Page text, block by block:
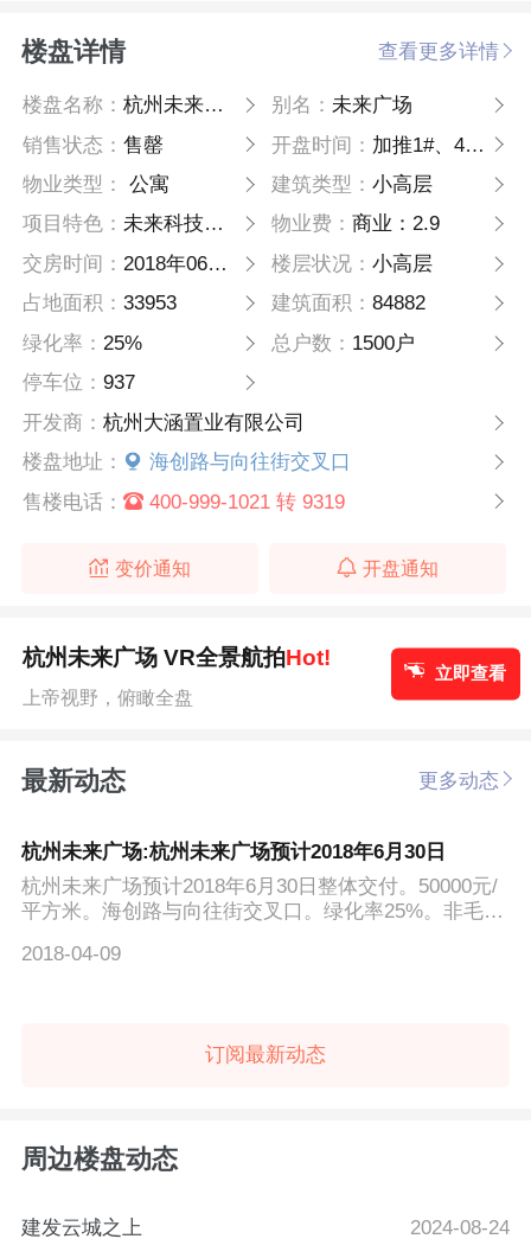
楼盘详情 查看更多详情
楼盘名称：杭州未来广场 别名： 未来广场
销售状态：售罄 开盘时间： 加推1#、4#、5#
物业类型：
公寓 建筑类型： 小高层
项目特色：未来科技城核心地段酒店式公寓 物业费： 商业：2.9
交房时间：2018年06月30日 楼层状况： 小高层
占地面积：33953 建筑面积： 84882
绿化率： 25% 总户数： 1500户
停车位：937
开发商：杭州大涵置业有限公司
楼盘地址：
海创路与向往街交叉口
售楼电话：
400-999-1021 转 9319
变价通知 开盘通知
杭州未来广场 VR全景航拍Hot!
上帝视野，俯瞰全盘
立即查看
最新动态 更多动态
杭州未来广场:杭州未来广场预计2018年6月30日
杭州未来广场预计2018年6月30日整体交付。50000元/
平方米。海创路与向往街交叉口。绿化率25%。非毛坯
2018-04-09
订阅最新动态
周边楼盘动态
建发云城之上
2024-08-24